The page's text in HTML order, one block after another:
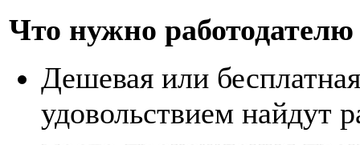
Что нужно работодателю
Дешевая или
удовольствием найдут